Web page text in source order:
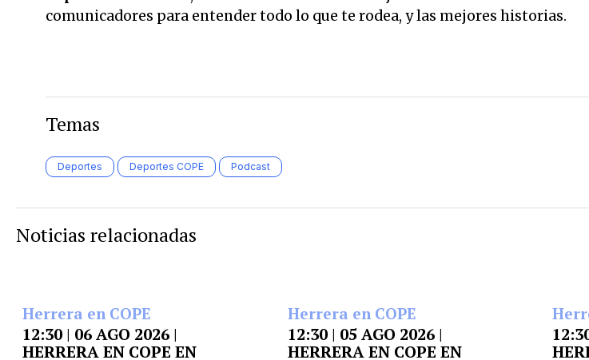
comunicadores para entender todo lo que te rodea, y las mejores historias.
Temas
Deportes Deportes COPE Podcast
Noticias relacionadas
Herrera en COPE
12:30 | 06 AGO 2026 |
HERRERA EN COPE EN
Herrera en COPE
12:30 | 05 AGO 2026 |
HERRERA EN COPE EN